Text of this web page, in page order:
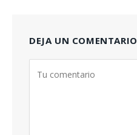
DEJA UN COMENTARIO